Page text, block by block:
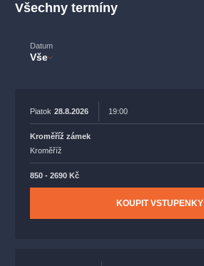
Všechny termíny
Datum
Vše
Piatok 28.8.2026 19:00
Kroměříž zámek
Kroměříž
850 - 2690 Kč
KOUPIT VSTUPENKY